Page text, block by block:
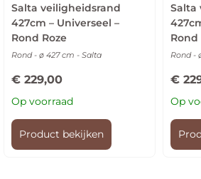
Salta veiligheidsrand
427cm – Universeel –
Rond Roze
Rond - ø 427 cm - Salta
€ 229,00
Op voorraad
Product bekijken
Salta
Rond -
€
Op